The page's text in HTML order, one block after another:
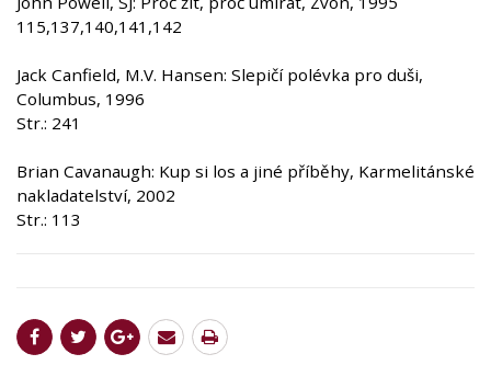
115,137,140,141,142
Jack Canfield, M.V. Hansen: Slepičí polévka pro duši,
Columbus, 1996
Str.: 241
Brian Cavanaugh: Kup si los a jiné příběhy, Karmelitánské
nakladatelství, 2002
Str.: 113